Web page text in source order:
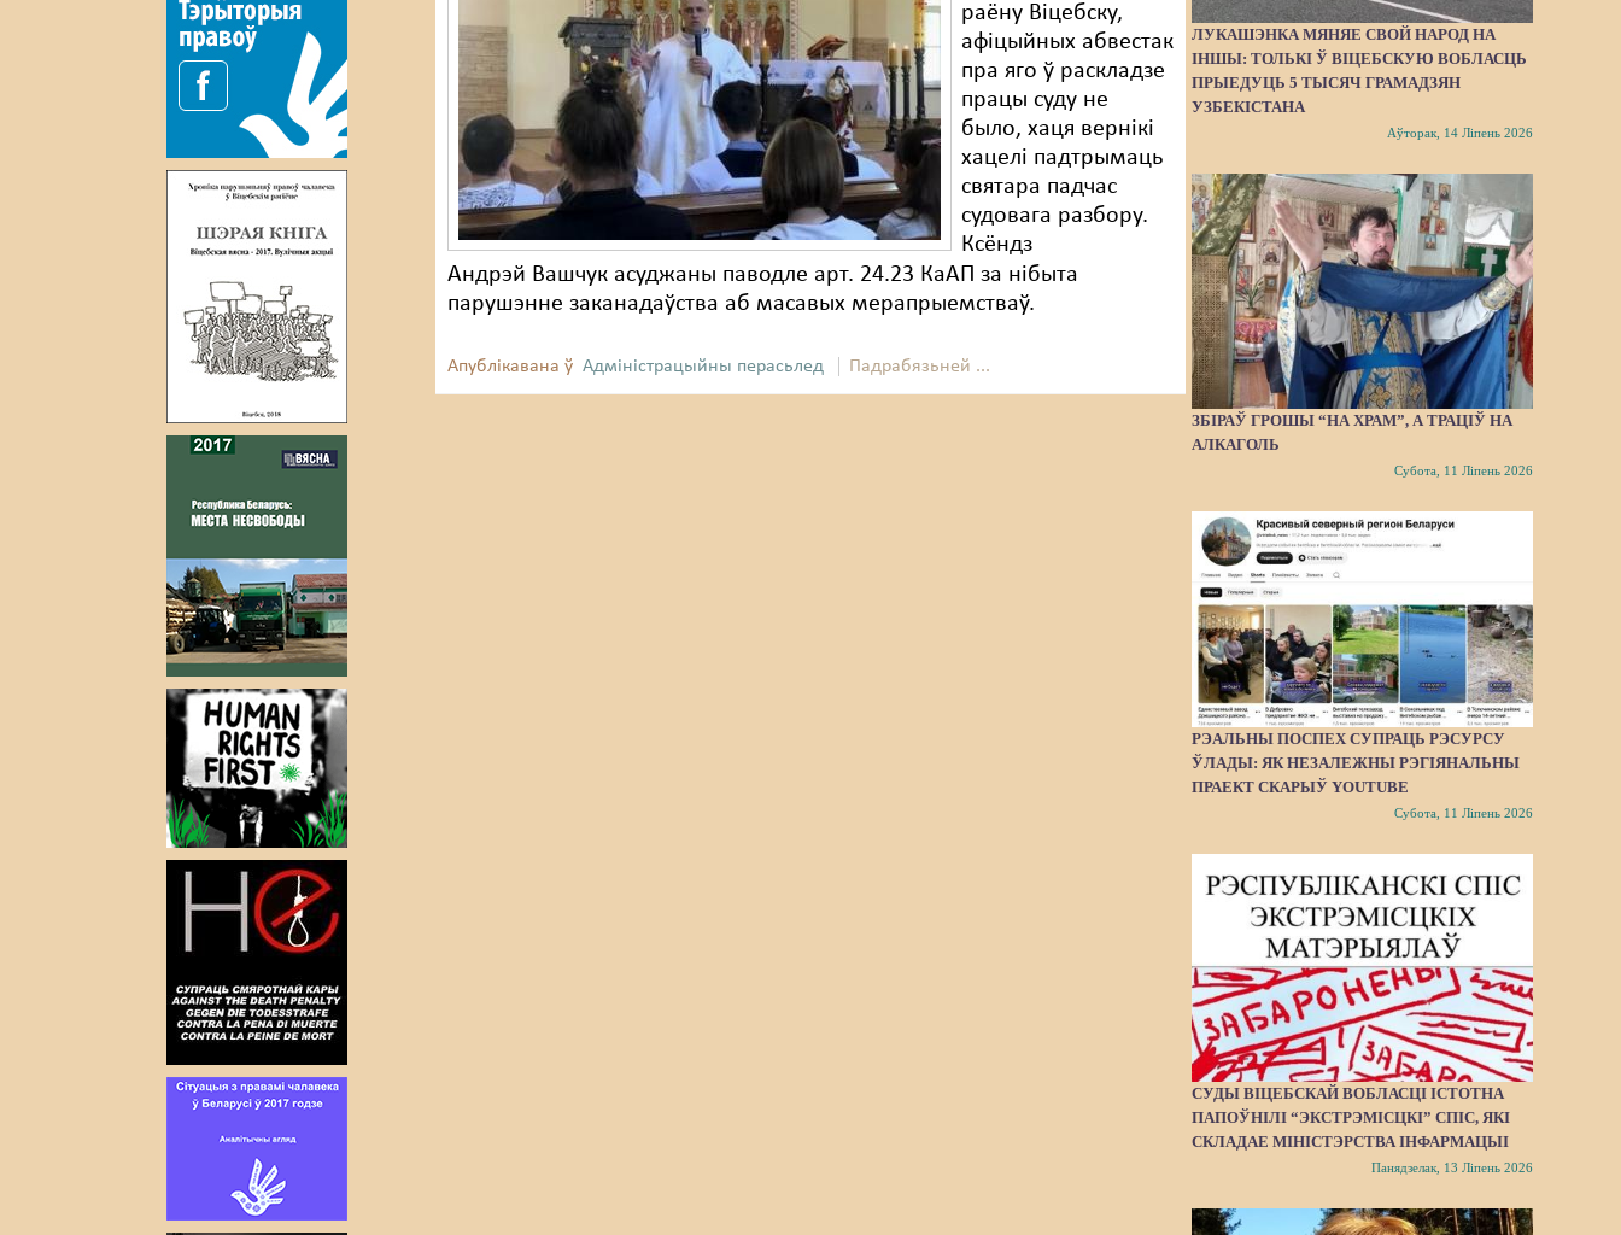
раёну Віцебску,
афіцыйных абвестак
пра яго ў раскладзе
працы суду не
было, хаця вернікі
хацелі падтрымаць
святара падчас
судовага разбору.
Ксёндз
Андрэй Вашчук асуджаны паводле арт. 24.23 КаАП за нібыта
парушэнне заканадаўства аб масавых мерапрыемстваў.
Апублікавана ў Адміністрацыйны перасьлед Падрабязьней ...
ЛУКАШЭНКА МЯНЯЕ СВОЙ НАРОД НА
ІНШЫ: ТОЛЬКІ Ў ВІЦЕБСКУЮ ВОБЛАСЦЬ
ПРЫЕДУЦЬ 5 ТЫСЯЧ ГРАМАДЗЯН
УЗБЕКІСТАНА
Аўторак, 14 Ліпень 2026
ЗБІРАЎ ГРОШЫ “НА ХРАМ”, А ТРАЦІЎ НА
АЛКАГОЛЬ
Субота, 11 Ліпень 2026
РЭАЛЬНЫ ПОСПЕХ СУПРАЦЬ РЭСУРСУ
ЎЛАДЫ: ЯК НЕЗАЛЕЖНЫ РЭГІЯНАЛЬНЫ
ПРАЕКТ СКАРЫЎ YOUTUBE
Субота, 11 Ліпень 2026
СУДЫ ВІЦЕБСКАЙ ВОБЛАСЦІ ІСТОТНА
ПАПОЎНІЛІ “ЭКСТРЭМІСЦКІ” СПІС, ЯКІ
СКЛАДАЕ МІНІСТЭРСТВА ІНФАРМАЦЫІ
Панядзелак, 13 Ліпень 2026